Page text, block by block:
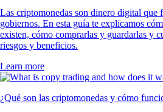
Las criptomonedas son dinero digital que
gobiernos. En esta guía te explicamos
existen, cómo comprarlas y guardarlas y
riesgos y beneficios.
Learn more
¿Qué son las criptomonedas y cómo